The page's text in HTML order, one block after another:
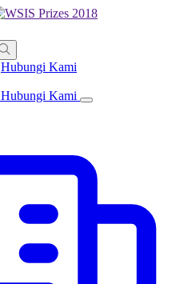
Hubungi Kami
Hubungi Kami